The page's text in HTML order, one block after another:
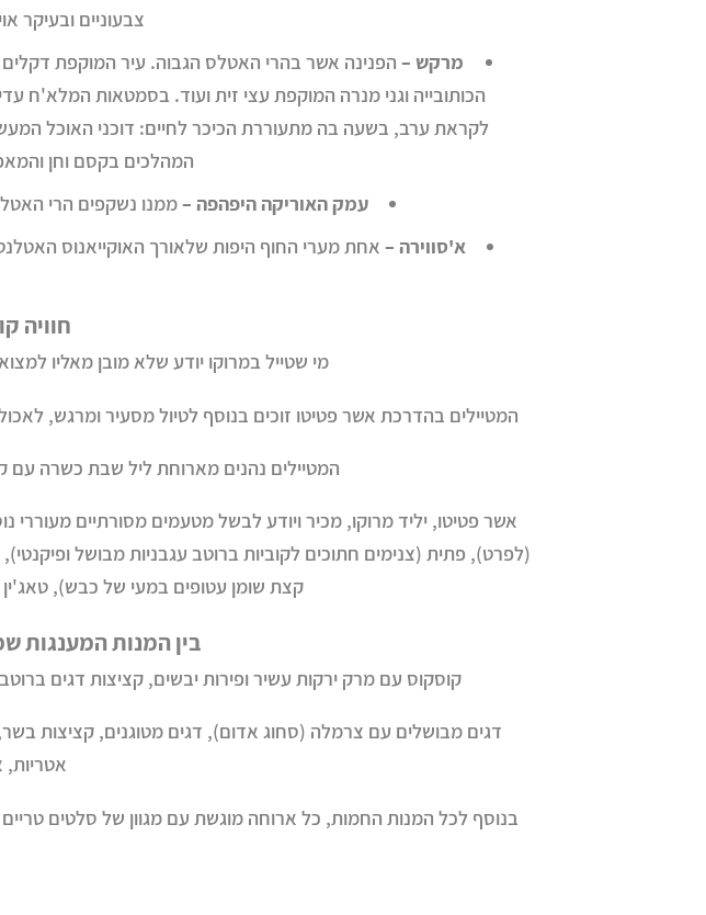
צבעוניים ובעיקר
מרקש –הפנינה אשר בהרי האטלס הגבוה. עיר המוקפת
הכותובייה וגני מנרה המוקפת עצי זית ועוד. בסמטאות המלא'ח
לקראת ערב, בשעה בה מתעוררת הכיכר לחיים: דוכני האוכל
המהלכים בקסם וחן
עמק האוריקה היפהפה –ממנו נשקפים הרי
א'סווירה – אחת מערי החוף היפות שלאורך האוקייאנוס
חוויה
מי שטייל במרוקו יודע שלא מובן מאליו
המטיילים בהדרכת אשר פטיטו זוכים בנוסף לטיול מסעיר ומרגש,
המטיילים נהנים מארוחת ליל שבת כשרה עם
אשר פטיטו, יליד מרוקו, מכיר ויודע לבשל מטעמים מסורתיים
(לפרט), פתית (צנימים חתוכים לקוביות ברוטב עגבניות מבושל
קצת שומן עטופים במעי של כבש), טאג'ין
בין המנות המענגות
קוסקוס עם מרק ירקות עשיר ופירות יבשים, קציצות דגים
דגים מבושלים עם צרמלה (סחוג אדום), דגים מטוגנים, קציצות
אטריות,
בנוסף לכל המנות החמות, כל ארוחה מוגשת עם מגוון של סלטים